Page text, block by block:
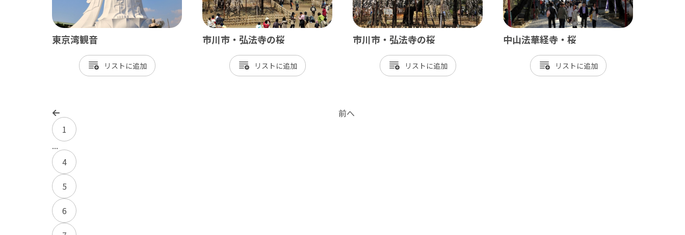
東京湾観音
リスト
市川市・弘法寺の桜
リスト
市川市・弘法寺の桜
リスト
中山法華経寺・桜
リスト
前へ
1
...
4
5
6